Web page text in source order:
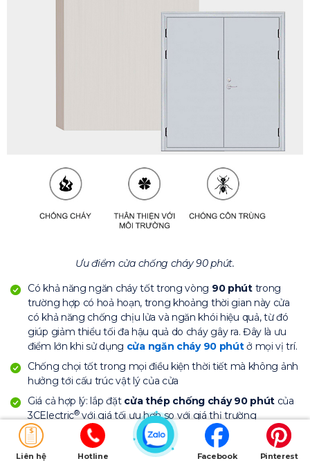
Ưu điểm cửa chống cháy 90 phút.
Có khả năng ngăn cháy tốt trong vòng 90 phúttrong
trường hợp có hoả hoạn, trong khoảng thời gian này cửa
có khả năng chống chịu lửa và ngăn khói hiệu quả, từ đó
giúp giảm thiểu tối đa hậu quả do cháy gây ra. Đây là ưu
điểm lớn khi sử dụng cửa ngăn cháy 90 phútở mọi vị trí.
Chống chọi tốt trong mọi điều kiện thời tiết mà không ảnh
hưởng tới cấu trúc vật lý của cửa
Giá cả hợp lý: lắp đặt cửa thép chống cháy 90 phút của
3CElectric®với giá tối ưu hơn so với giá thị trường
Mọi sản phẩmcửa thép của 3CElectric ® có độ hoàn thiện
cao cấp cam kết giá bán tốt nhất với chế độ bảo hành uy
Liên hệ Hotline Facebook Pinterest